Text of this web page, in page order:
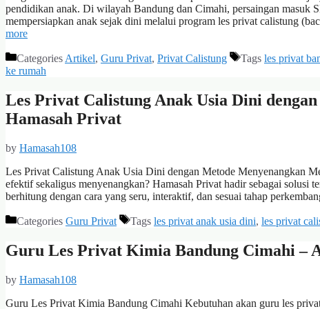
pendidikan anak. Di wilayah Bandung dan Cimahi, persaingan masuk
mempersiapkan anak sejak dini melalui program les privat calistung
more
Categories Artikel, Guru Privat, Privat Calistung Tags les privat
ke rumah
Les Privat Calistung Anak Usia Dini
Hamasah Privat
by Hamasah108
Les Privat Calistung Anak Usia Dini dengan Metode Menyenangkan
efektif sekaligus menyenangkan? Hamasah Privat hadir sebagai solusi
berhitung dengan cara yang seru, interaktif, dan sesuai tahap
Categories Guru Privat Tags les privat anak usia dini, les privat
Guru Les Privat Kimia Bandung Cimahi –
by Hamasah108
Guru Les Privat Kimia Bandung Cimahi Kebutuhan akan guru les